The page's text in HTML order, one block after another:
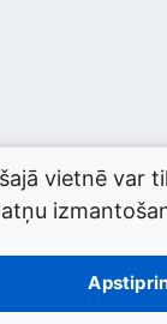
vietnē var